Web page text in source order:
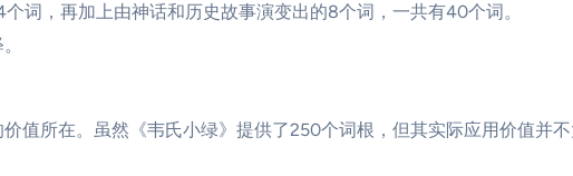
词，再加上由神话和历史故事演变出的8个词，一共有40个词。
值所在。虽然《韦氏小绿》提供了250个词根，但其实际应用价值并